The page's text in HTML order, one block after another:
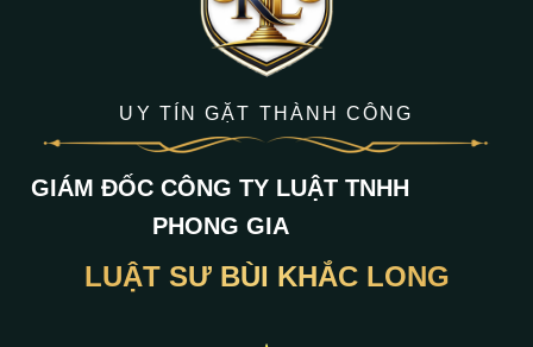
UY TÍN GẶT THÀNH CÔNG
GIÁM ĐỐC CÔNG TY LUẬT TNHH
PHONG GIA
LUẬT SƯ BÙI KHẮC LONG